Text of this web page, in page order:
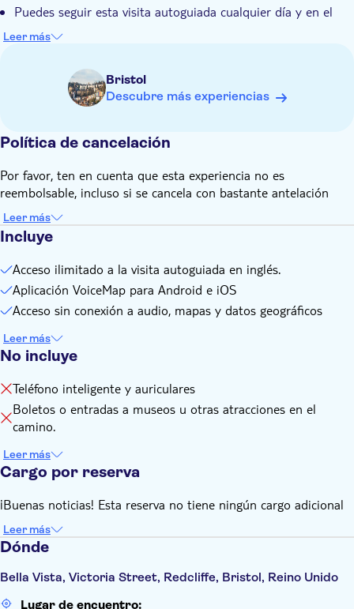
Puedes seguir esta visita autoguiada cualquier día y en el
momento que mejor te convenga.
están excluidas del precio.
Recibirás instrucciones sobre cómo seguir el recorrido con
audio en el bono después de realizar la reserva.
Leer más
Bristol
Descubre más experiencias
Política de cancelación
Por favor, ten en cuenta que esta experiencia no es
reembolsable, incluso si se cancela con bastante antelación
Leer más
Incluye
Acceso ilimitado a la visita autoguiada en inglés.
Aplicación VoiceMap para Android e iOS
Acceso sin conexión a audio, mapas y datos geográficos
Leer más
No incluye
Teléfono inteligente y auriculares
Boletos o entradas a museos u otras atracciones en el
camino.
Leer más
Cargo por reserva
¡Buenas noticias! Esta reserva no tiene ningún cargo adicional
Leer más
Dónde
Bella Vista, Victoria Street, Redcliffe, Bristol, Reino Unido
Lugar de encuentro: